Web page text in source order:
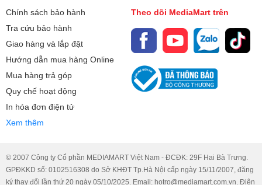
Chính sách bảo hành
Tra cứu bảo hành
Giao hàng và lắp đặt
Hướng dẫn mua hàng Online
Mua hàng trả góp
Quy chế hoạt động
In hóa đơn điện tử
Xem thêm
Theo dõi MediaMart trên
© 2007 Công ty Cổ phần MEDIAMART Việt Nam - ĐCĐK: 29F Hai Bà Trưng.
GPĐKKD số: 0102516308 do Sở KHĐT Tp.Hà Nội cấp ngày 15/11/2007, đăng
ký thay đổi lần thứ 20 ngày 05/10/2025. Email: hotro@mediamart.com.vn. Điện